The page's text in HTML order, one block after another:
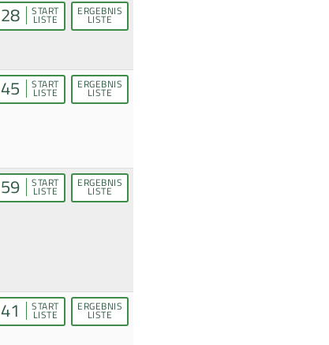
28 START
LISTE
ERGEBNIS
LISTE
45 START
LISTE
ERGEBNIS
LISTE
59 START
LISTE
ERGEBNIS
LISTE
41 START
LISTE
ERGEBNIS
LISTE